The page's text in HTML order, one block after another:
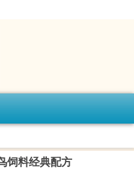
饲料经典配方